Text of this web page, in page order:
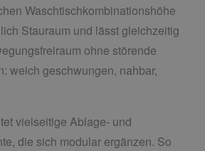
Waschtischkombinationshöhe
Stauraum und lässt gleichzeitig
ohne störende
weich geschwungen, nahbar,
vielseitige Ablage- und
die sich modular ergänzen. So